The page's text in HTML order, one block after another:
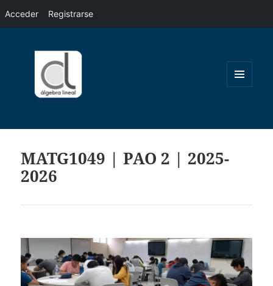
Acceder Registrarse
MATG1049 | PAO 2 | 2025-
2026